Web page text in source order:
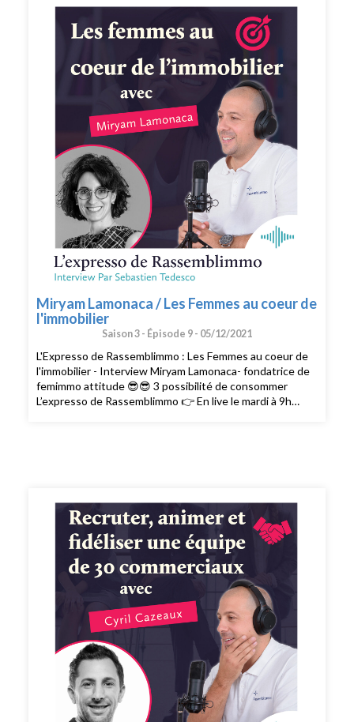
Peut-être mettre une note et un avis sur votre
plateforme de podcast pour le faire découvrir par
d'autres conseillers. Merci pour votre soutien. 🙏🏻 Si
vous voulez passer à l'action et bénéficier des meilleurs
conseils pour exploiter pleinement votre potentiel, vous
pouvez bénéficier d'un bilan offert avec un expert de
l’équipe. Cliquez ici pour réserver votre bilan(
https://meetings.hubspot.com/silvy/entretien-via-
Miryam Lamonaca / Les Femmes au coeur de
l'immobilier
Saison 3 - Épisode 9 - 05/12/2021
L'Expresso de Rassemblimmo : Les Femmes au coeur de
l'immobilier - Interview Miryam Lamonaca- fondatrice de
femimmo attitude 😎😎 3 possibilité de consommer
L’expresso de Rassemblimmo 👉 En live le mardi à 9h
Peut-être mettre une note et un avis sur votre
plateforme de podcast pour le faire découvrir par
d'autres conseillers. Merci pour votre soutien. 🙏🏻 Si
vous voulez passer à l'action et bénéficier des meilleurs
conseils pour exploiter pleinement votre potentiel, vous
pouvez bénéficier d'un bilan offert avec un expert de
l’équipe. Cliquez ici pour réserver votre bilan(
https://meetings.hubspot.com/silvy/entretien-via-